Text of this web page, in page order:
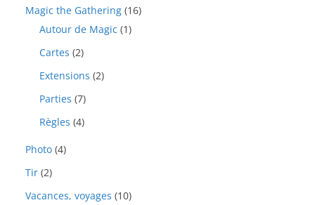
Magic the Gathering (16)
Autour de Magic (1)
Cartes (2)
Extensions (2)
Parties (7)
Règles (4)
Photo (4)
Tir (2)
Vacances, voyages (10)